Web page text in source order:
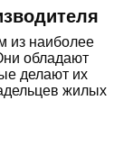
из наиболее
обладают
делают их
жилых